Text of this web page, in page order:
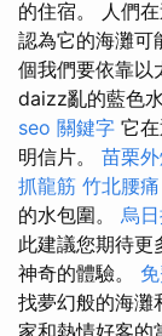
的住宿。 人們
認為它的海灘可
個我們要依靠以
daizz亂的藍色
seo 關鍵字 它
明信片。 苗栗
抓龍筋 竹北腰痛
的水包圍。 烏
此建議您期待更
神奇的體驗。
找夢幻般的海灘
家和熱情好客的